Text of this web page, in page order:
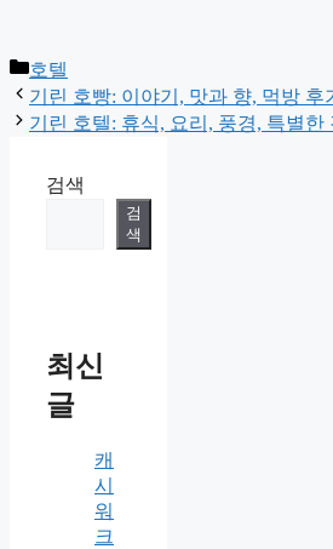
Categories
호텔
기린 호빵: 이야기, 맛과 향, 먹방 후
기린 호텔: 휴식, 요리, 풍경, 특별한
검색
검
색
최신
글
캐
시
워
크